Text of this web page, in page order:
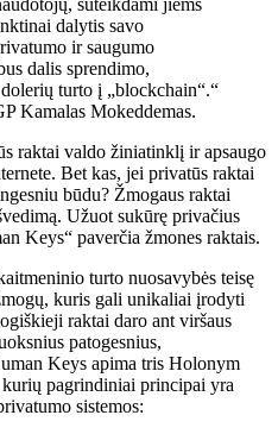
dalytis savo
ir saugumo
dalis sprendimo,
turto į „blockchain“.“
Kamalas Mokeddemas.
raktai valdo žiniatinklį ir apsaugo
Bet kas, jei privatūs raktai
būdu? Žmogaus raktai
Užuot sukūrę privačius
Keys“ paverčia žmones raktais.
turto nuosavybės teisę
kuris gali unikaliai įrodyti
raktai daro ant viršaus
patogesnius,
Keys apima tris Holonym
pagrindiniai principai yra
sistemos: